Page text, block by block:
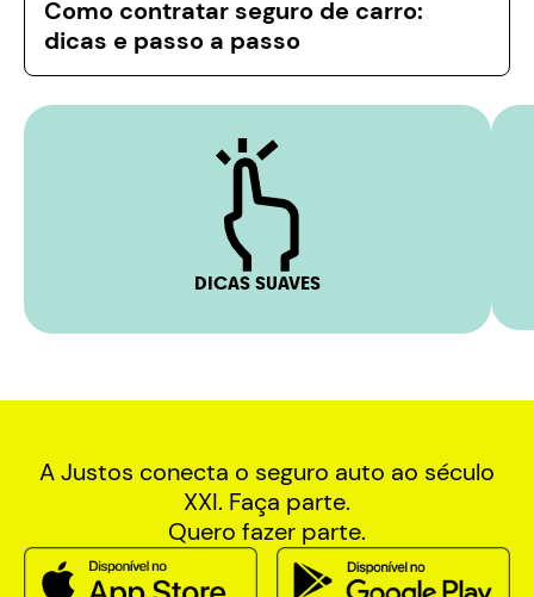
Como contratar seguro de carro:
dicas e passo a passo
DICAS SUAVES
A Justos conecta o seguro auto ao século
XXI. Faça parte.
Quero fazer parte.